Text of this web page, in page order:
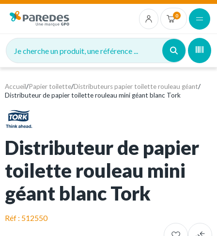
0
Je cherche un produit, une référence ...
Accueil/Papier toilette/Distributeurs papier toilette rouleau géant/
Distributeur de papier toilette rouleau mini géant blanc Tork
Distributeur de papier
toilette rouleau mini
géant blanc Tork
Réf : 512550